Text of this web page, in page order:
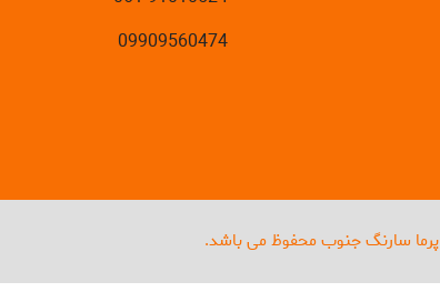
09909560474
سارنگ جنوب محفوظ می باشد.